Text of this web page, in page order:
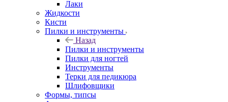
Лаки
Жидкости
Кисти
Пилки и инструменты
Назад
Пилки и инструменты
Пилки для ногтей
Инструменты
Терки для педикюра
Шлифовщики
Формы, типсы